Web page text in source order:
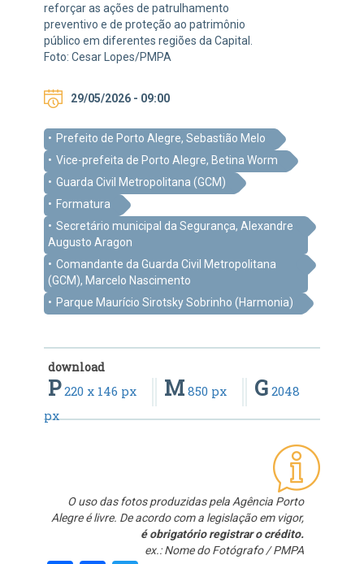
reforçar as ações de patrulhamento
preventivo e de proteção ao patrimônio
público em diferentes regiões da Capital.
Foto: Cesar Lopes/PMPA
29/05/2026 - 09:00
Prefeito de Porto Alegre, Sebastião Melo
Vice-prefeita de Porto Alegre, Betina Worm
Guarda Civil Metropolitana (GCM)
Formatura
Secretário municipal da Segurança, Alexandre
Augusto Aragon
Comandante da Guarda Civil Metropolitana
(GCM), Marcelo Nascimento
Parque Maurício Sirotsky Sobrinho (Harmonia)
download
P220 x 146 px M 850 px G 2048
px
O uso das fotos produzidas pela Agência Porto
Alegre é livre. De acordo com a legislação em vigor,
é obrigatório registrar o crédito.
ex.: Nome do Fotógrafo / PMPA